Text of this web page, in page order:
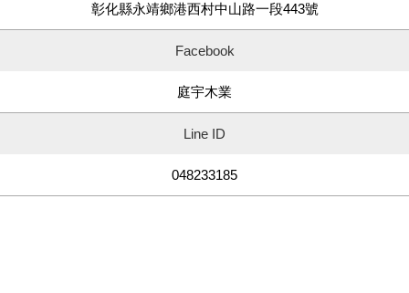
彰化縣永靖鄉港西村中山路一段443號
Facebook
庭宇木業
Line ID
048233185